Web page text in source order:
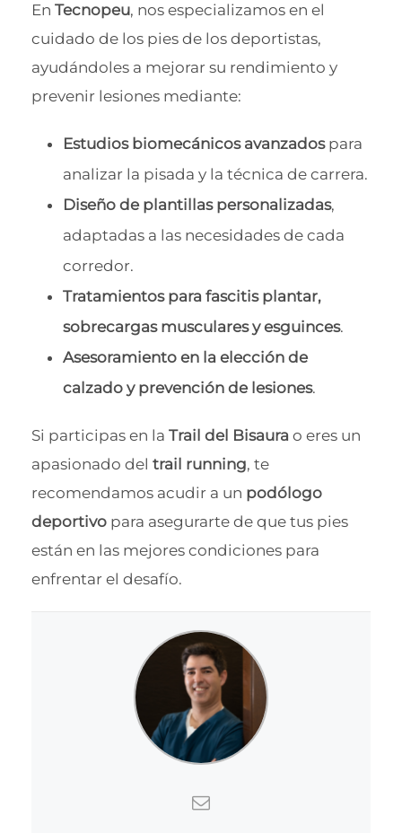
En Tecnopeu, nos especializamos en el
cuidado de los pies de los deportistas,
ayudándoles a mejorar su rendimiento y
prevenir lesiones mediante:
Estudios biomecánicos avanzadospara
analizar la pisada y la técnica de carrera.
Diseño de plantillas personalizadas,
adaptadas a las necesidades de cada
corredor.
Tratamientos para fascitis plantar,
sobrecargas musculares y esguinces.
Asesoramiento en la elección de
calzado y prevención de lesiones.
Si participas en la Trail del Bisaura o eres un
apasionado del trail running, te
recomendamos acudir a un podólogo
deportivo para asegurarte de que tus pies
están en las mejores condiciones para
enfrentar el desafío.